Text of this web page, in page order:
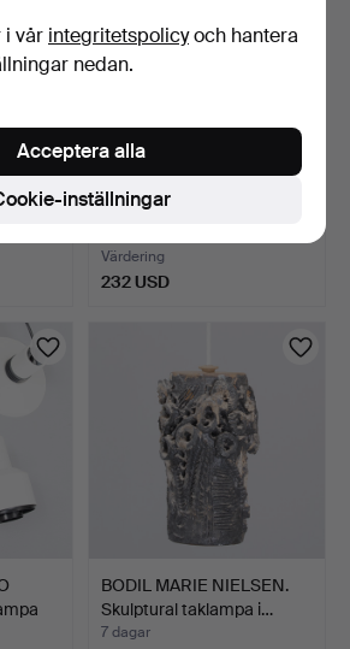
Sexkantig nygotisk fransk
kyrklampa av mäs…
Värdering
232 USD
BODIL MARIE NIELSEN.
Skulptural taklampa i…
7 dagar
i vår integritetspolicyoch hantera
nedan.
inställningar
Acceptera alla